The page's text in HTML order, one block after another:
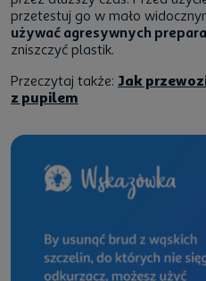
przetestuj go w mało
używać agresywnych
zniszczyć plastik.
Przeczytaj także: Jak
z pupilem